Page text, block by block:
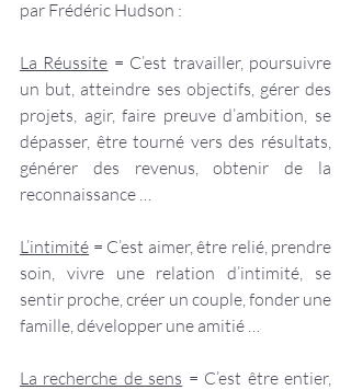
par Frédéric Hudson :
La Réussite = C’est travailler, poursuivre
un but, atteindre ses objectifs, gérer des
projets, agir, faire preuve d’ambition, se
dépasser, être tourné vers des résultats,
générer des revenus, obtenir de la
reconnaissance …
L’intimité = C’est aimer, être relié, prendre
soin, vivre une relation d’intimité, se
sentir proche, créer un couple, fonder une
famille, développer une amitié …
La recherche de sens = C’est être entier,